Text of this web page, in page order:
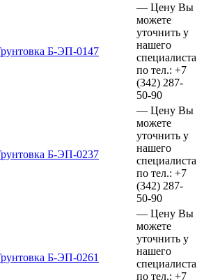
Б-ЭП-0147
— Цену Вы
можете
уточнить у
нашего
специалиста
по тел.: +7
(342) 287-
50-90
Б-ЭП-0237
— Цену Вы
можете
уточнить у
нашего
специалиста
по тел.: +7
(342) 287-
50-90
Б-ЭП-0261
— Цену Вы
можете
уточнить у
нашего
специалиста
по тел.: +7